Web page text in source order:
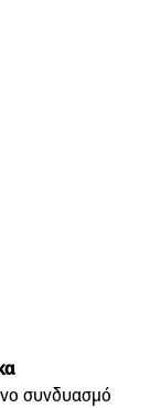
συνδυασμό